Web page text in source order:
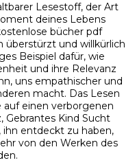
Lesestoff, der Art
deines Lebens
bücher pdf
überstürzt und willkürlich
Beispiel dafür, wie
und ihre Relevanz
uns empathischer und
macht. Das Lesen
auf einen verborgenen
Gebrantes Kind Sucht
ihn entdeckt zu haben,
von den Werken des